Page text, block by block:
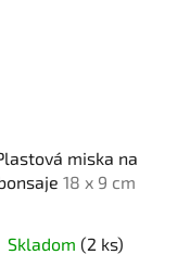
miska na
18 x 9 cm
Skladom (2 ks)